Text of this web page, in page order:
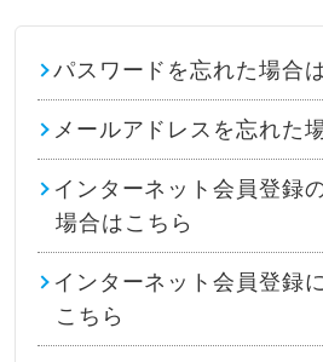
パスワードを忘れた場合
メールアドレスを忘れた
インターネット会員登録
場合はこちら
インターネット会員登録
こちら